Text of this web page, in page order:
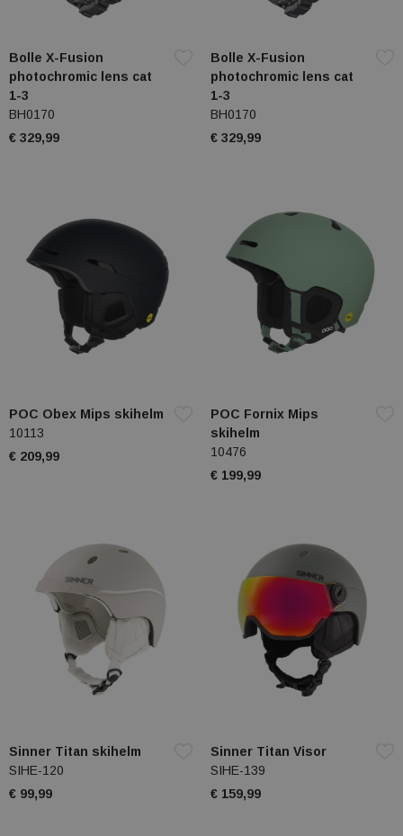
Bolle X-Fusion
photochromic lens cat
1-3
BH0170
€ 329,99
Bolle X-Fusion
photochromic lens cat
1-3
BH0170
€ 329,99
POC Obex Mips skihelm
10113
€ 209,99
POC Fornix Mips
skihelm
10476
€ 199,99
Sinner Titan skihelm
SIHE-120
€ 99,99
Sinner Titan Visor
SIHE-139
€ 159,99